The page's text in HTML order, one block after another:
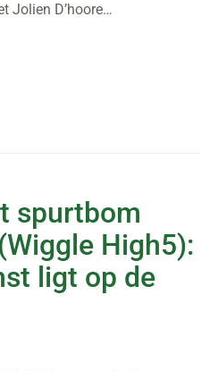
Jolien D’hoore…
spurtbom
High5):
ligt op de